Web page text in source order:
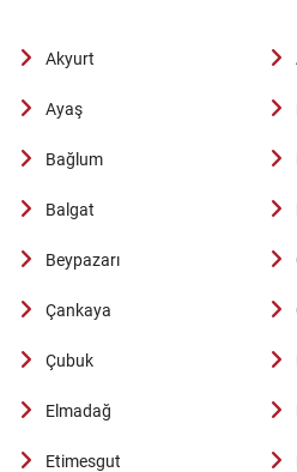
Akyurt
Ayaş
Bağlum
Balgat
Beypazarı
Çankaya
Çubuk
Elmadağ
Etimesgut